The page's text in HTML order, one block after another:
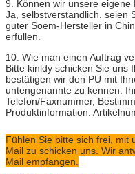
9. Können wir unsere
Ja, selbstverständlich. seien
guter Soem-Hersteller in
erfüllen.
10. Wie man einen Auftrag
Bitte kinldy schicken Sie uns
bestätigen wir den PU mit
untengenannte zu kennen:
Telefon/Faxnummer,
Produktinformation:
Fühlen Sie bitte sich frei, mit
Mail zu schicken uns. Wir
Mail empfangen.